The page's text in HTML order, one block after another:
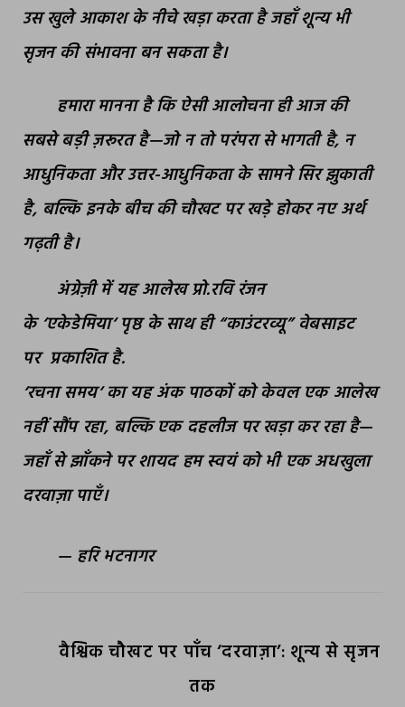
उस खुले आकाश के नीचे खड़ा करता है जहाँ शून्य भी
सृजन की संभावना बन सकता है।
हमारा मानना है कि ऐसी आलोचना ही आज की
सबसे बड़ी ज़रूरत है—जो न तो परंपरा से भागती है, न
आधुनिकता और उत्तर-आधुनिकता के सामने सिर झुकाती
है, बल्कि इनके बीच की चौखट पर खड़े होकर नए अर्थ
गढ़ती है।
अंग्रेज़ी में यह आलेख प्रो.रवि रंजन
के‘एकेडेमिया‘पृष्ठ के साथ ही “काउंटरव्यू” वेबसाइट
पर प्रकाशित है.
‘रचना समय‘का यह अंक पाठकों को केवल एक आलेख
नहीं सौंप रहा, बल्कि एक दहलीज पर खड़ा कर रहा है—
जहाँ से झाँकने पर शायद हम स्वयं को भी एक अधखुला
दरवाज़ा पाएँ।
— हरि भटनागर
वैश्विक चौखट पर पाँच ‘दरवाज़ा’: शून्य से सृजन
तक